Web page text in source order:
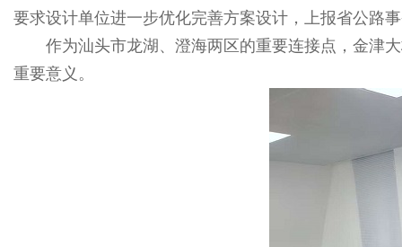
要求设计单位进一步优化完善方案设计，上报省公路
作为汕头市龙湖、澄海两区的重要连接点，金津大
重要意义。